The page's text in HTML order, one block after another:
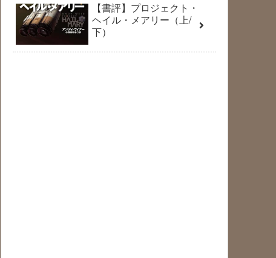
【書評】プロジェクト・
ヘイル・メアリー（上/
下）